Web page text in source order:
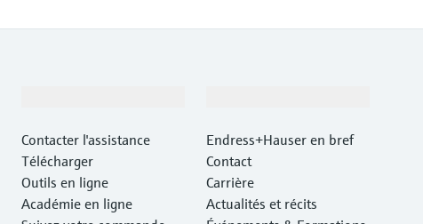
Contacter l'assistance
Télécharger
Outils en ligne
Académie en ligne
Endress+Hauser en bref
Contact
Carrière
Actualités et récits